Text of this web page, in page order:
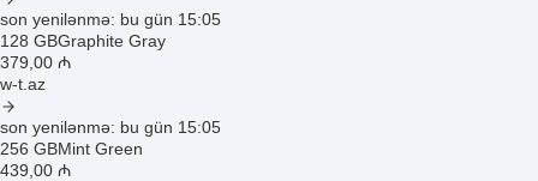
son yenilənmə: bu gün 15:05
128 GBGraphite Gray
379 ,00 ₼
w-t.az
son yenilənmə: bu gün 15:05
256 GBMint Green
439 ,00 ₼